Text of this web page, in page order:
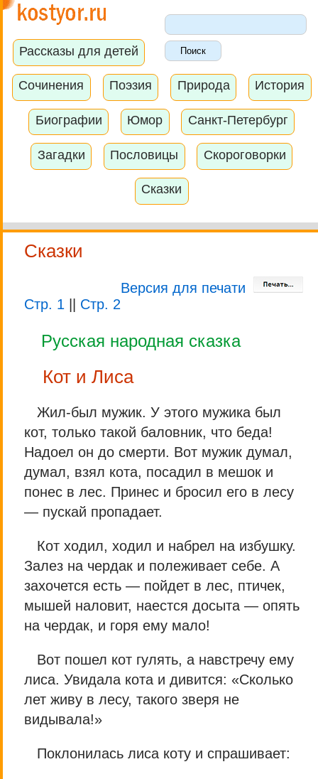
Рассказы для детей
Сочинения Поэзия Природа История
Биографии Юмор Санкт-Петербург
Загадки Пословицы Скороговорки
Сказки
Сказки
Версия для печати
Стр. 1
Стр. 2
Русская народная сказка
Кот и Лиса
Жил-был мужик. У этого мужика был
кот, только такой баловник, что беда!
Надоел он до смерти. Вот мужик думал,
думал, взял кота, посадил в мешок и
понес в лес. Принес и бросил его в лесу
— пускай пропадает.
Кот ходил, ходил и набрел на избушку.
Залез на чердак и полеживает себе. А
захочется есть — пойдет в лес, птичек,
мышей наловит, наестся досыта — опять
на чердак, и горя ему мало!
Вот пошел кот гулять, а навстречу ему
лиса. Увидала кота и дивится: «Сколько
лет живу в лесу, такого зверя не
видывала!»
Поклонилась лиса коту и спрашивает: